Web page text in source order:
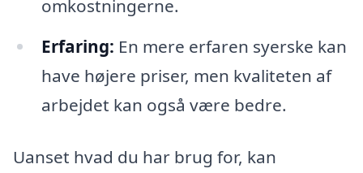
omkostningerne.
Erfaring: En mere erfaren syerske kan
have højere priser, men kvaliteten af
arbejdet kan også være bedre.
Uanset hvad du har brug for, kan